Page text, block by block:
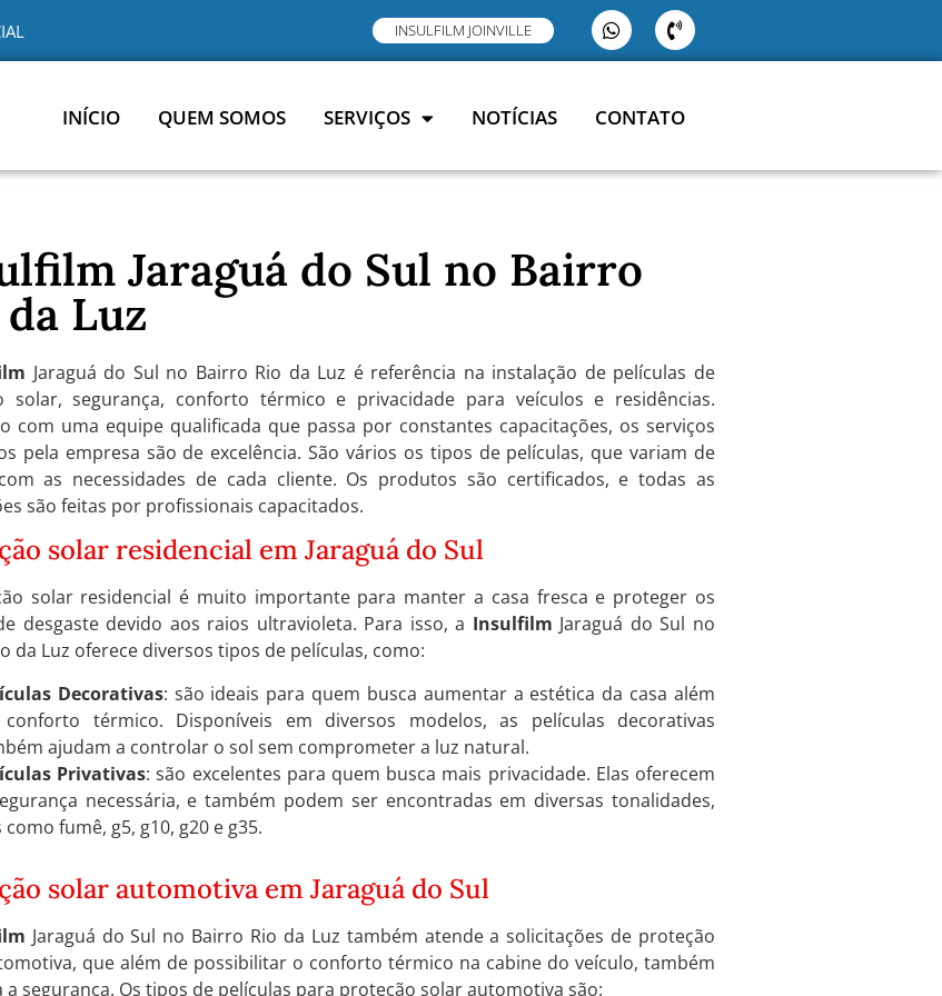
INSULFILM JOINVILLE
INÍCIO QUEM SOMOS SERVIÇOS NOTÍCIAS CONTATO
Jaraguá do Sul no Bairro
Luz
Jaraguá do Sul no Bairro Rio da Luz é referência na instalação de películas de
solar, segurança, conforto térmico e privacidade para veículos e residências.
com uma equipe qualificada que passa por constantes capacitações, os serviços
pela empresa são de excelência. São vários os tipos de películas, que variam de
as necessidades de cada cliente. Os produtos são certificados, e todas as
são feitas por profissionais capacitados.
solar residencial em Jaraguá do Sul
solar residencial é muito importante para manter a casa fresca e proteger os
desgaste devido aos raios ultravioleta. Para isso, a Insulfilm Jaraguá do Sul no
da Luz oferece diversos tipos de películas, como:
Decorativas: são ideais para quem busca aumentar a estética da casa além
térmico. Disponíveis em diversos modelos, as películas decorativas
ajudam a controlar o sol sem comprometer a luz natural.
Privativas: são excelentes para quem busca mais privacidade. Elas oferecem
necessária, e também podem ser encontradas em diversas tonalidades,
como fumê, g5, g10, g20 e g35.
solar automotiva em Jaraguá do Sul
Jaraguá do Sul no Bairro Rio da Luz também atende a solicitações de proteção
que além de possibilitar o conforto térmico na cabine do veículo, também
a segurança. Os tipos de películas para proteção solar automotiva são: